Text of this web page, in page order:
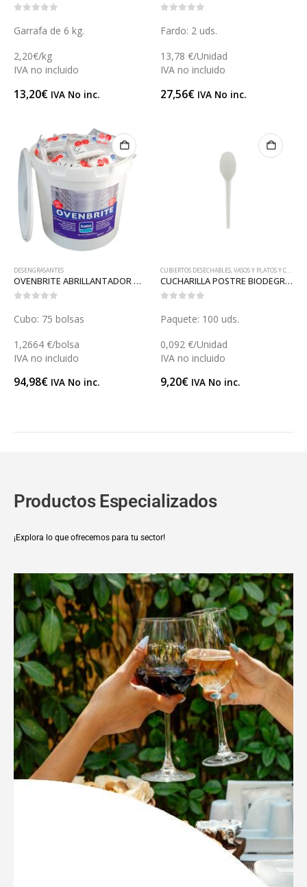
Garrafa de 6 kg.
2,20€/kg
IVA no incluido
13,20€ IVA No inc.
Fardo: 2 uds.
13,78 €/Unidad
IVA no incluido
27,56€ IVA No inc.
DESENGRASANTES
OVENBRITE ABRILLANTADOR HORNOS (L129A)
Cubo: 75 bolsas
1,2664 €/bolsa
IVA no incluido
94,98€ IVA No inc.
CUBIERTOS DESECHABLES,VASOS Y PLATOS Y CUBIERTOS
CUCHARILLA POSTRE BIODEGRADABLE (V054B)
Paquete: 100 uds.
0,092 €/Unidad
IVA no incluido
9,20€ IVA No inc.
Productos Especializados
¡Explora lo que ofrecemos para tu sector!